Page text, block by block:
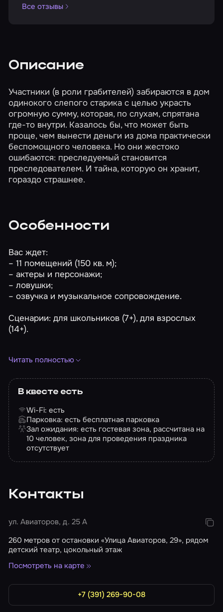
Все отзывы
Описание
Участники (в роли грабителей) забираются в дом
одинокого слепого старика с целью украсть
огромную сумму, которая, по слухам, спрятана
где-то внутри. Казалось бы, что может быть
проще, чем вынести деньги из дома практически
беспомощного человека. Но они жестоко
ошибаются: преследуемый становится
преследователем. И тайна, которую он хранит,
гораздо страшнее.
Особенности
Вас ждет:
– 11 помещений (150 кв. м);
– актеры и персонажи;
– ловушки;
– озвучка и музыкальное сопровождение.
Сценарии: для школьников (7+), для взрослых
(14+).
Скидка в день рождения – 500 рублей
предъявить подтверждающий документ.
Для прохождения доступна альтернативная
версия игры:«Аннабель»
Фотографии игроков: делаются только по
запросу участников, предоставляются удобным
способом.
Фотография взята со стороннего ресурса
Читать полностью
В квесте есть
Wi-Fi: есть
Парковка: есть бесплатная парковка
Зал ожидания: есть гостевая зона, рассчитана на
10 человек, зона для проведения праздника
отсутствует
Контакты
ул. Авиаторов, д. 25 А
260 метров от остановки «Улица Авиаторов, 29», рядом
детский театр, цокольный этаж
Посмотреть на карте
+7 (391) 269-90-08